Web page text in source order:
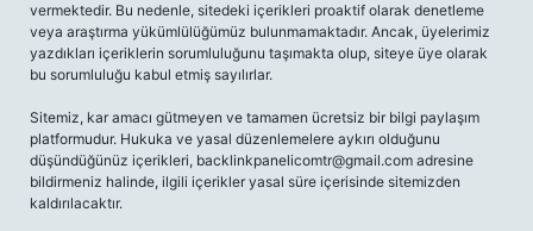
vermektedir. Bu nedenle, sitedeki içerikleri proaktif olarak denetleme
veya araştırma yükümlülüğümüz bulunmamaktadır. Ancak, üyelerimiz
yazdıkları içeriklerin sorumluluğunu taşımakta olup, siteye üye olarak
bu sorumluluğu kabul etmiş sayılırlar.
Sitemiz, kar amacı gütmeyen ve tamamen ücretsiz bir bilgi paylaşım
platformudur. Hukuka ve yasal düzenlemelere aykırı olduğunu
düşündüğünüz içerikleri, backlinkpanelicomtr@gmail.com adresine
bildirmeniz halinde, ilgili içerikler yasal süre içerisinde sitemizden
kaldırılacaktır.